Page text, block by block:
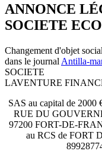
ANNONCE
SOCIETE
Changement d'objet
dans le journal Antilla-
SOCIETE
LAVENTURE
SAS au capital de 2000
RUE DU
97200 FORT-DE-
au RCS de FORT